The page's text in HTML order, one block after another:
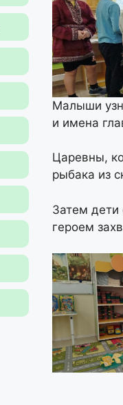
Малыши
и имена
Царевны,
рыбака из
Затем дети
героем